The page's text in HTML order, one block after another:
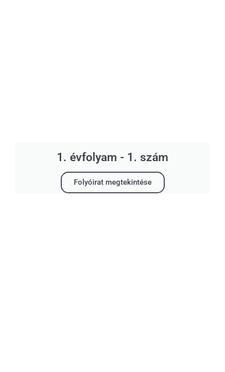
1. évfolyam - 1. szám
Folyóirat megtekintése